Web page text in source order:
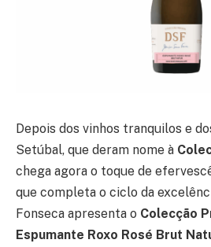
Depois dos vinhos tranquilos e
Setúbal, que deram nome à
chega agora o toque de
que completa o ciclo da
Fonseca apresenta o Colecção
Espumante Roxo Rosé Brut